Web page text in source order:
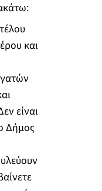
και
είναι
Δήμος